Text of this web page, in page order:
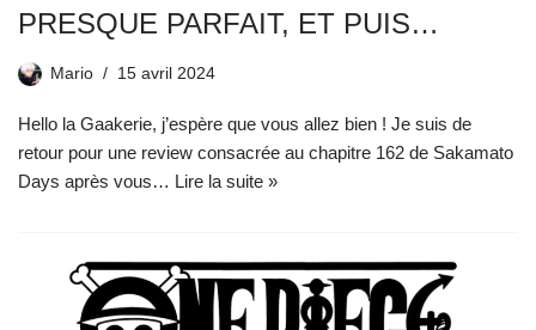
PRESQUE PARFAIT, ET PUIS…
Mario 15 avril 2024
Hello la Gaakerie, j’espère que vous allez bien ! Je suis de
retour pour une review consacrée au chapitre 162 de Sakamato
Days après vous… Lire la suite »